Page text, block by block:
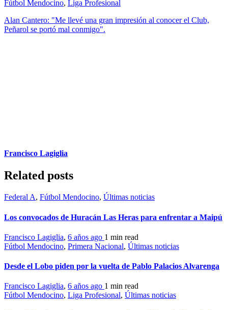
Fútbol Mendocino, Liga Profesional
Alan Cantero: "Me llevé una gran impresión al conocer el Club,
Peñarol se portó mal conmigo".
Francisco Lagiglia
Related posts
Federal A, Fútbol Mendocino, Últimas noticias
Los convocados de Huracán Las Heras para enfrentar a Maipú
Francisco Lagiglia, 6 años ago 1 min read
Fútbol Mendocino, Primera Nacional, Últimas noticias
Desde el Lobo piden por la vuelta de Pablo Palacios Alvarenga
Francisco Lagiglia, 6 años ago 1 min read
Fútbol Mendocino, Liga Profesional, Últimas noticias